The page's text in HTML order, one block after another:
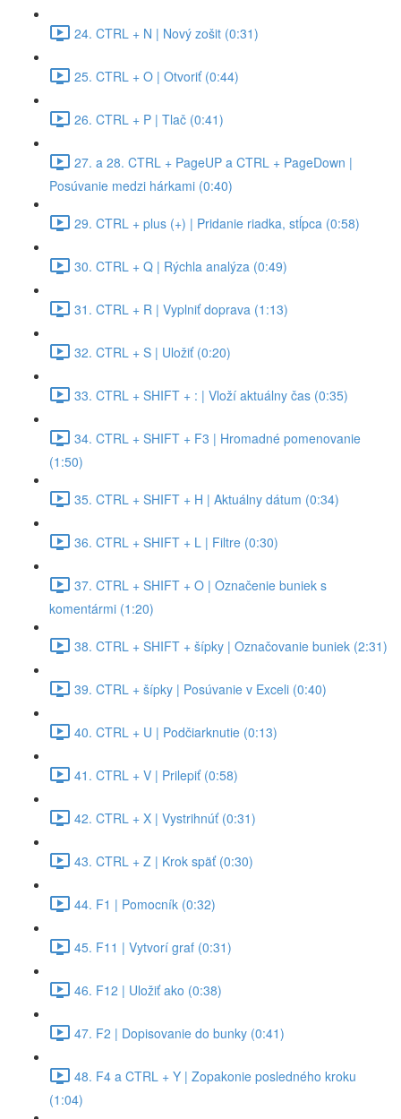
24. CTRL + N | Nový zošit (0:31)
25. CTRL + O | Otvoriť (0:44)
26. CTRL + P | Tlač (0:41)
27. a 28. CTRL + PageUP a CTRL + PageDown |
Posúvanie medzi hárkami (0:40)
29. CTRL + plus (+) | Pridanie riadka, stĺpca (0:58)
30. CTRL + Q | Rýchla analýza (0:49)
31. CTRL + R | Vyplniť doprava (1:13)
32. CTRL + S | Uložiť (0:20)
33. CTRL + SHIFT + : | Vloží aktuálny čas (0:35)
34. CTRL + SHIFT + F3 | Hromadné pomenovanie
(1:50)
35. CTRL + SHIFT + H | Aktuálny dátum (0:34)
36. CTRL + SHIFT + L | Filtre (0:30)
37. CTRL + SHIFT + O | Označenie buniek s
komentármi (1:20)
38. CTRL + SHIFT + šípky | Označovanie buniek (2:31)
39. CTRL + šípky | Posúvanie v Exceli (0:40)
40. CTRL + U | Podčiarknutie (0:13)
41. CTRL + V | Prilepiť (0:58)
42. CTRL + X | Vystrihnúť (0:31)
43. CTRL + Z | Krok späť (0:30)
44. F1 | Pomocník (0:32)
45. F11 | Vytvorí graf (0:31)
46. F12 | Uložiť ako (0:38)
47. F2 | Dopisovanie do bunky (0:41)
48. F4 a CTRL + Y | Zopakonie posledného kroku
(1:04)